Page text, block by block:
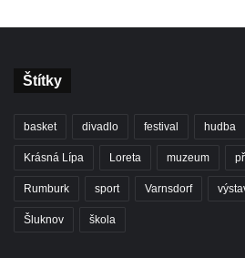
Štítky
basket divadlo festival hudba
Krásná Lípa Loreta muzeum
Rumburk sport Varnsdorf
Šluknov škola